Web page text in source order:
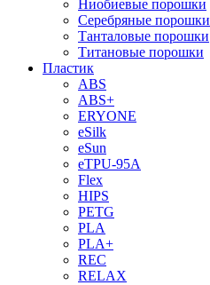
Ниобиевые порошки
Серебряные порошки
Танталовые порошки
Титановые порошки
Пластик
ABS
ABS+
ERYONE
eSilk
eSun
eTPU-95A
Flex
HIPS
PETG
PLA
PLA+
REC
RELAX